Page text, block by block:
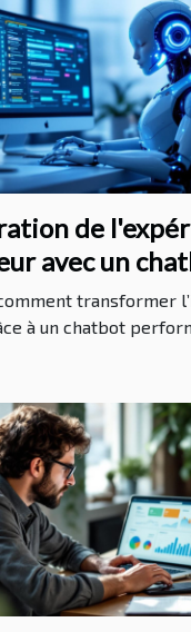
de
avec un
transformer
à un chatbot